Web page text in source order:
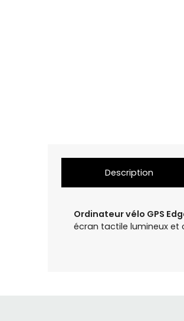
Description
Ordinateur vélo GPS
écran tactile lumineux et